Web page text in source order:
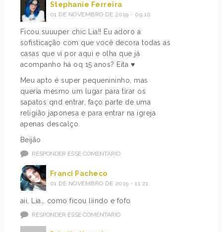
Stephanie Ferreira
01 DE NOVEMBRO DE 2019 - 09:10
Ficou suuuper chic Lia!! Eu adoro a
sofisticação com que você decora todas as
casas que vi por aqui e olha que já
acompanho há oq 15 anos? Eita ♥
Meu apto é super pequenininho, mas
queria mesmo um lugar para tirar os
sapatos qnd entrar, faço parte de uma
religião japonesa e para entrar na igreja
apenas descalço.
Beijão
RESPONDER ESSE COMENTÁRIO
Franci Pacheco
01 DE NOVEMBRO DE 2019 - 11:21
aii, Lia… como ficou liindo e fofo
RESPONDER ESSE COMENTÁRIO